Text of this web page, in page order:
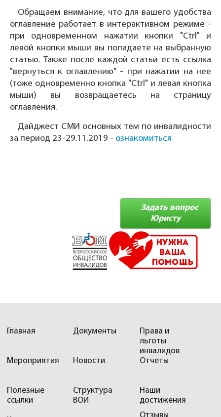
Обращаем внимание, что для вашего удобства
оглавление работает в интерактивном режиме -
при одновременном нажатии кнопки "Ctrl" и
левой кнопки мыши вы попадаете на выбранную
статью. Также после каждой статьи есть ссылка
"вернуться к оглавлению" - при нажатии на нее
(тоже одновременно кнопка "Ctrl" и левая кнопка
мыши) вы возвращаетесь на страницу
оглавления.
Дайджест СМИ основных тем по инвалидности
за период 23-29.11.2019 - ознакомиться
Задать вопрос
Юристу
Главная Документы
Права и
льготы
инвалидов
Мероприятия
Новости Отчеты
Полезные
ссылки
Структура
ВОИ
Наши
достижения
Отзывы